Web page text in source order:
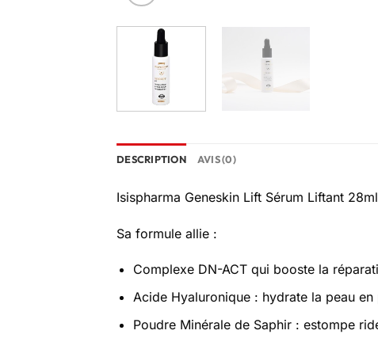
DESCRIPTION AVIS (0)
Isispharma Geneskin Lift Sérum Liftant
Sa formule allie :
Complexe DN-ACT qui booste la
Acide Hyaluronique : hydrate la peau
Poudre Minérale de Saphir : estompe